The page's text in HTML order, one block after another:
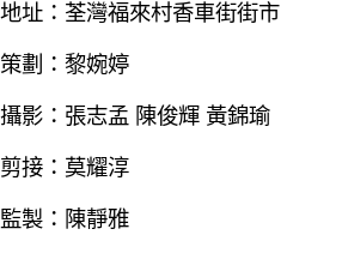
地址：荃灣福來村香車街街市
策劃：黎婉婷
攝影：張志孟 陳俊輝 黃錦瑜
剪接：莫耀淳
監製：陳靜雅